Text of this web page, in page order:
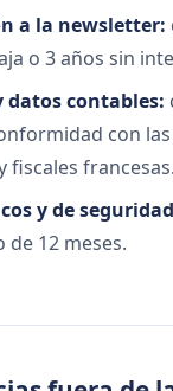
a la newsletter:
o 3 años sin
datos contables:
con
fiscales francesas.
y de
de 12 meses.